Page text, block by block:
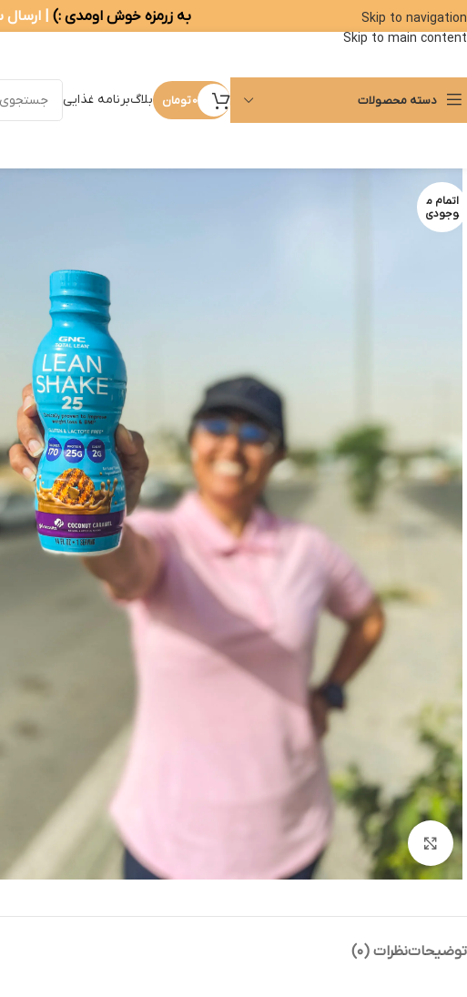
Skip to navigation
Skip to main content
به زرمزه خوش اومدی :) | ارسال سفارشات ۲ تا ۳
دسته محصولات 0تومان بلاگبرنامه غذایی
اتمام م
وجودی
بزرگنمایی تصویر
توضیحاتنظرات (۰)